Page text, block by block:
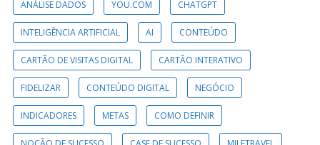
ANÁLISE DADOS YOU.COM CHATGPT
INTELIGÊNCIA ARTIFICIAL AI CONTEÚDO
CARTÃO DE VISITAS DIGITAL CARTÃO INTERATIVO
FIDELIZAR CONTEÚDO DIGITAL NEGÓCIO
INDICADORES METAS COMO DEFINIR